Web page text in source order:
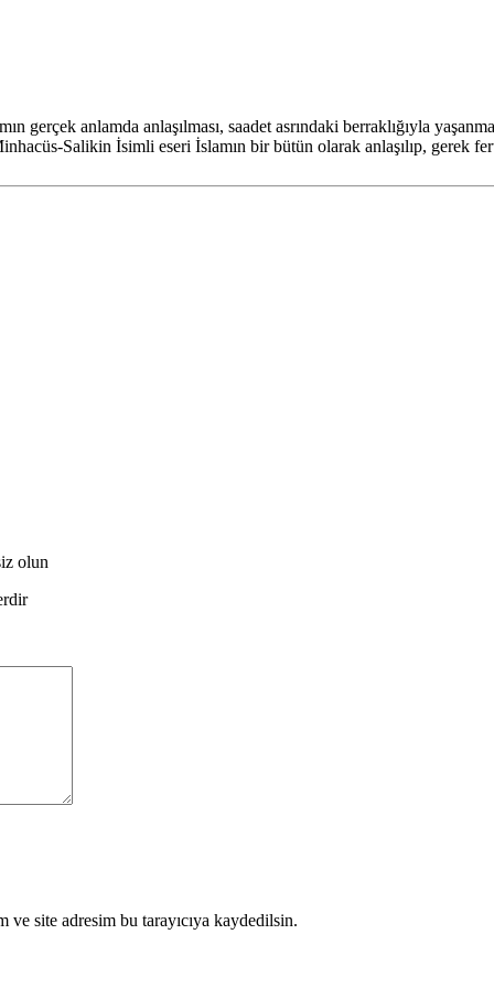
gerçek anlamda anlaşılması, saadet asrındaki berraklığıyla
Salikin İsimli eseri İslamın bir bütün olarak anlaşılıp, gerek
olun
ve site adresim bu tarayıcıya kaydedilsin.